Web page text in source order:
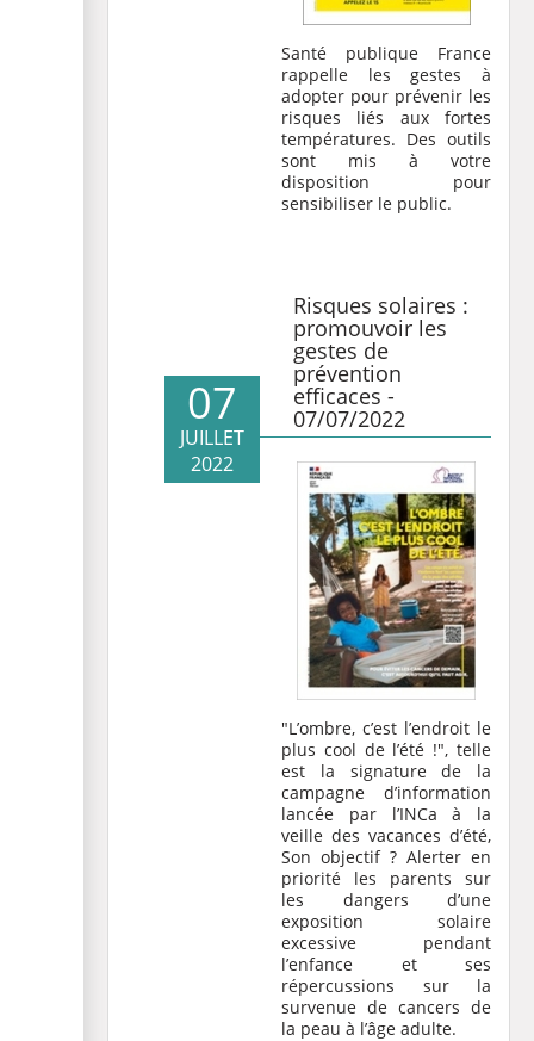
Santé publique France
rappelle les gestes à
adopter pour prévenir les
risques liés aux fortes
températures. Des outils
sont mis à votre
disposition pour
sensibiliser le public.
Risques solaires :
promouvoir les
gestes de
prévention
efficaces -
07/07/2022
07
JUILLET
2022
"L’ombre, c’est l’endroit le
plus cool de l’été !", telle
est la signature de la
campagne d’information
lancée par l’INCa à la
veille des vacances d’été,
Son objectif ? Alerter en
priorité les parents sur
les dangers d’une
exposition solaire
excessive pendant
l’enfance et ses
répercussions sur la
survenue de cancers de
la peau à l’âge adulte.